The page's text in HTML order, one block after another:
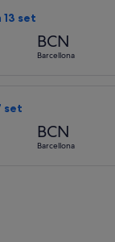
set
BCN
Barcellona
set
BCN
Barcellona